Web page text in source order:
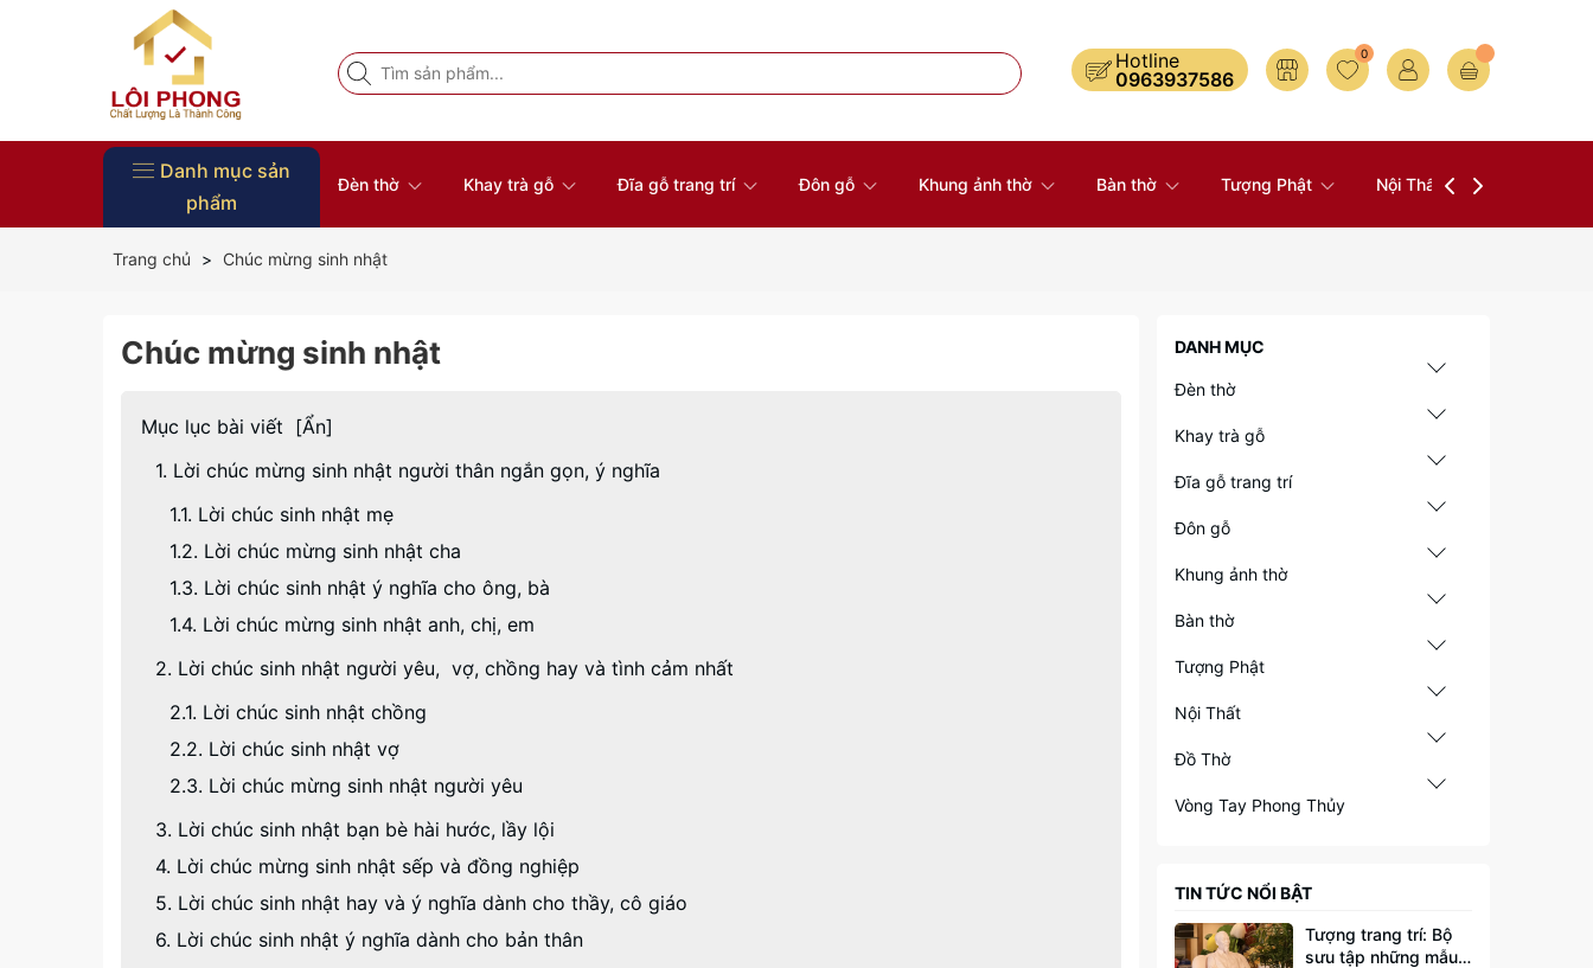
Hotline
0963937586
0
Danh mục sản
phẩm
Đèn thờ Khay trà gỗ Đĩa gỗ trang trí Đôn gỗ Khung ảnh thờ Bàn thờ Tượng Phật Nội Thất
Trang chủ Chúc mừng sinh nhật
Chúc mừng sinh nhật
Mục lục bài viết [Ẩn]
1. Lời chúc mừng sinh nhật người thân ngắn gọn, ý nghĩa
1.1. Lời chúc sinh nhật mẹ
1.2. Lời chúc mừng sinh nhật cha
1.3. Lời chúc sinh nhật ý nghĩa cho ông, bà
1.4. Lời chúc mừng sinh nhật anh, chị, em
2. Lời chúc sinh nhật người yêu, vợ, chồng hay và tình cảm nhất
2.1. Lời chúc sinh nhật chồng
2.2. Lời chúc sinh nhật vợ
2.3. Lời chúc mừng sinh nhật người yêu
3. Lời chúc sinh nhật bạn bè hài hước, lầy lội
4. Lời chúc mừng sinh nhật sếp và đồng nghiệp
5. Lời chúc sinh nhật hay và ý nghĩa dành cho thầy, cô giáo
6. Lời chúc sinh nhật ý nghĩa dành cho bản thân
DANH MỤC
Đèn thờ
Khay trà gỗ
Đĩa gỗ trang trí
Đôn gỗ
Khung ảnh thờ
Bàn thờ
Tượng Phật
Nội Thất
Đồ Thờ
Vòng Tay Phong Thủy
TIN TỨC NỔI BẬT
Tượng trang trí: Bộ
sưu tập những mẫu